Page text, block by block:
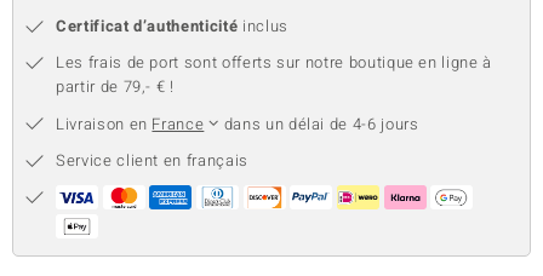
Certificat d’authenticité inclus
Les frais de port sont offerts sur notre boutique en ligne à
partir de 79,- € !
Livraison en France
dans un délai de 4-6 jours
Service client en français